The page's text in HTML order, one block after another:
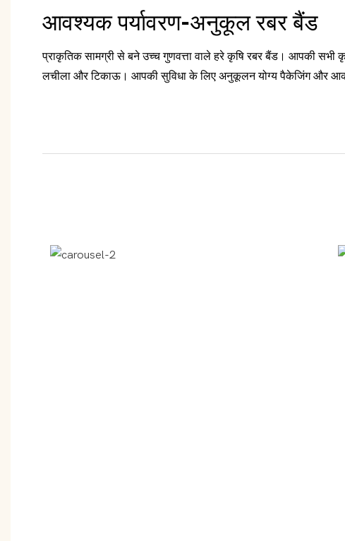
आवश्यक पर्यावरण-अनुकूल रबर बैंड
प्राकृतिक सामग्री से बने उच्च गुणवत्ता वाले हरे कृषि रबर बैंड। आपकी
लचीला और टिकाऊ। आपकी सुविधा के लिए अनुकूलन योग्य पैकेजिंग और